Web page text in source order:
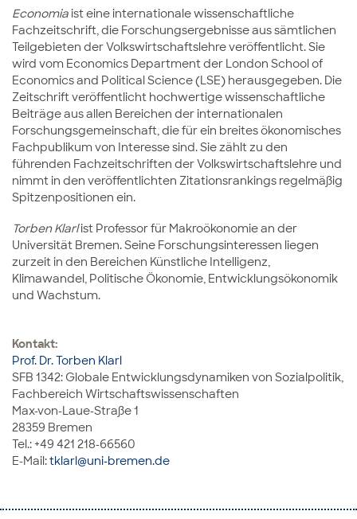
Economia ist eine internationale wissenschaftliche
Fachzeitschrift, die Forschungsergebnisse aus sämtlichen
Teilgebieten der Volkswirtschaftslehre veröffentlicht. Sie
wird vom Economics Department der London School of
Economics and Political Science (LSE) herausgegeben. Die
Zeitschrift veröffentlicht hochwertige wissenschaftliche
Beiträge aus allen Bereichen der internationalen
Forschungsgemeinschaft, die für ein breites ökonomisches
Fachpublikum von Interesse sind.Sie zählt zu den
führenden Fachzeitschriften der Volkswirtschaftslehre und
nimmt in den veröffentlichten Zitationsrankings regelmäßig
Spitzenpositionen ein.
Torben Klarlist Professor für Makroökonomie an der
Universität Bremen. Seine Forschungsinteressen liegen
zurzeit in den Bereichen Künstliche Intelligenz,
Klimawandel, Politische Ökonomie, Entwicklungsökonomik
und Wachstum.
Kontakt:
Prof. Dr. Torben Klarl
SFB 1342: Globale Entwicklungsdynamiken von Sozialpolitik,
Fachbereich Wirtschaftswissenschaften
Max-von-Laue-Straße 1
28359 Bremen
Tel.: +49 421 218-66560
E-Mail:tklarl@uni-bremen.de